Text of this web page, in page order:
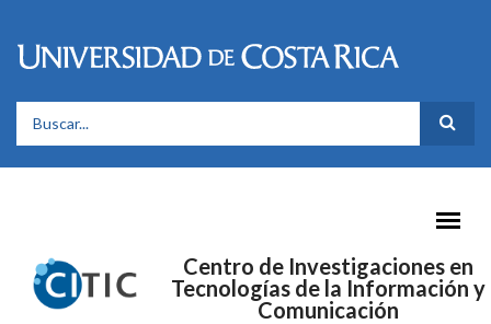
FORMULARIO DE BÚSQUEDA
Centro de Investigaciones en
Tecnologías de la Información y
Comunicación